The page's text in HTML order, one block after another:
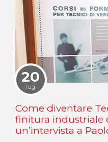
20
lug
Come diventare
finitura industriale
un’intervista a